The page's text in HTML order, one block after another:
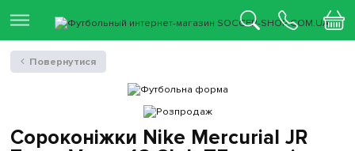
Сороконіжки Nike Mercurial JR
Повернутися